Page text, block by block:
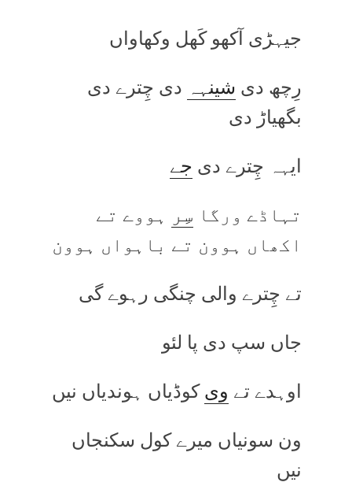
جیہڑی آکھو کَھل وکھاواں
رِچھ دی شینہہ دی چِترے دی
بگھیاڑ دی
ایہہ چِترے دی جے
تہاڈے ورگا سِر
ہووے تے
اکھاں ہوون تے باہواں ہوون
تے چِترے والی چنگی رہوے گی
جاں سپ دی پا لئو
اوہدے تے ویکوڈیاں ہوندیاں نیں
ون سونیاں میرے کول سکنجاں
نیں